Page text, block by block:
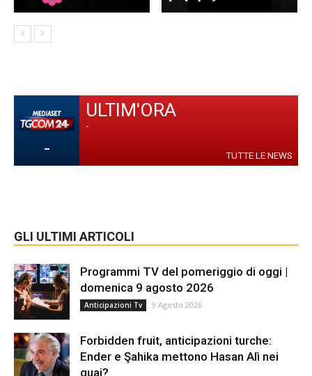
-
ULTIM'ORA
-
TUTTE LE NEWS
GLI ULTIMI ARTICOLI
Programmi TV del pomeriggio di oggi |
domenica 9 agosto 2026
Anticipazioni Tv 9 Agosto 2026
Forbidden fruit, anticipazioni turche:
Ender e Şahika mettono Hasan Alì nei
guai?